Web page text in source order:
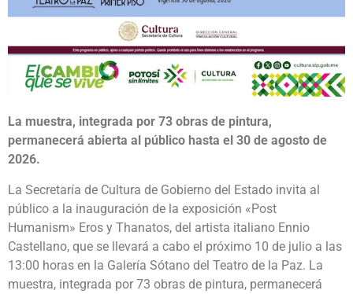
La muestra, integrada por 73 obras de pintura,
permanecerá abierta al público hasta el 30 de agosto de
2026.
La Secretaría de Cultura de Gobierno del Estado invita al
público a la inauguración de la exposición «Post
Humanism» Eros y Thanatos, del artista italiano Ennio
Castellano, que se llevará a cabo el próximo 10 de julio a las
13:00 horas en la Galería Sótano del Teatro de la Paz. La
muestra, integrada por 73 obras de pintura, permanecerá